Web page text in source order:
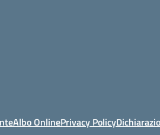
Albo OnlinePrivacy Policy